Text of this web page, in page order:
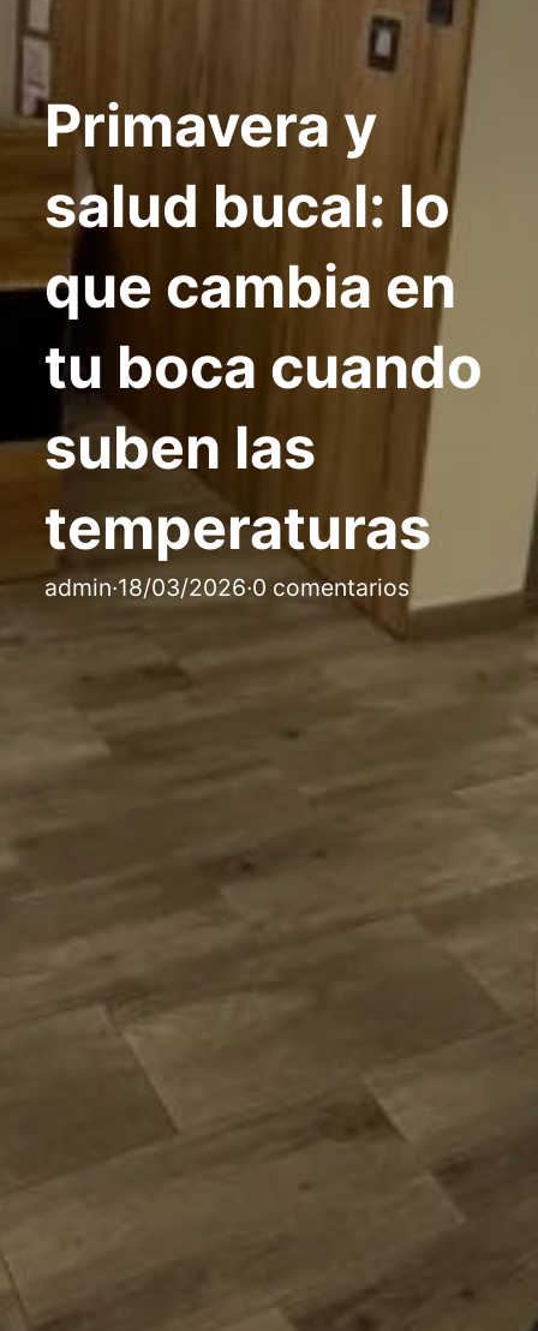
Primavera y
salud bucal: lo
que cambia en
tu boca cuando
suben las
temperaturas
admin·18/03/2026·0 comentarios